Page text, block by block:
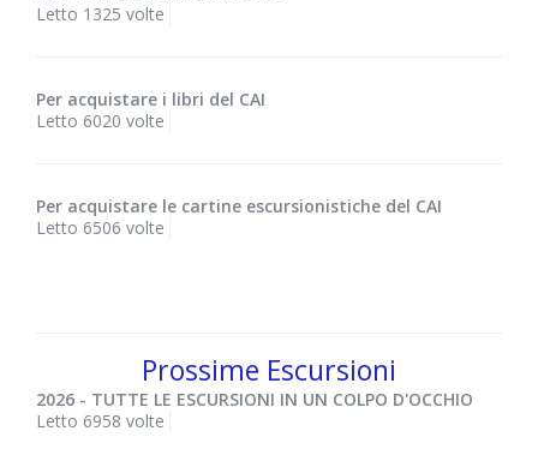
Letto 1325 volte
Per acquistare i libri del CAI
Letto 6020 volte
Per acquistare le cartine escursionistiche del CAI
Letto 6506 volte
Prossime Escursioni
2026 - TUTTE LE ESCURSIONI IN UN COLPO D'OCCHIO
Letto 6958 volte